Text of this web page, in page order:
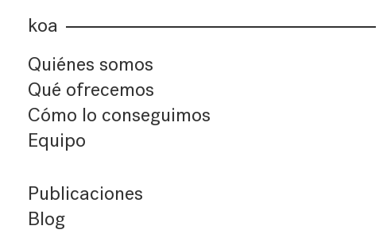
koa
Quiénes somos
Qué ofrecemos
Cómo lo conseguimos
Equipo
Publicaciones
Blog